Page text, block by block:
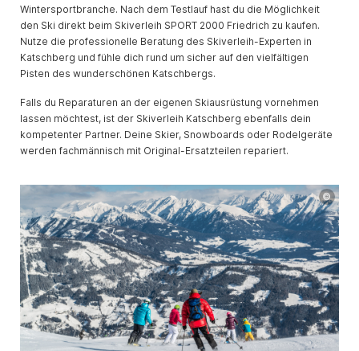
Wintersportbranche. Nach dem Testlauf hast du die Möglichkeit
den Ski direkt beim Skiverleih SPORT 2000 Friedrich zu kaufen.
Nutze die professionelle Beratung des Skiverleih-Experten in
Katschberg und fühle dich rund um sicher auf den vielfältigen
Pisten des wunderschönen Katschbergs.
Falls du Reparaturen an der eigenen Skiausrüstung vornehmen
lassen möchtest, ist der Skiverleih Katschberg ebenfalls dein
kompetenter Partner. Deine Skier, Snowboards oder Rodelgeräte
werden fachmännisch mit Original-Ersatzteilen repariert.
©